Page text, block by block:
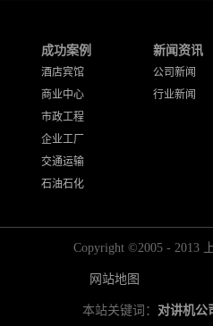
成功案例
酒店宾馆
商业中心
市政工程
企业工厂
交通运输
石油石化
新闻资讯
公司新闻
行业新闻
Copyright ©2005 - 2013
网站地图
本站关键词： 对讲机公